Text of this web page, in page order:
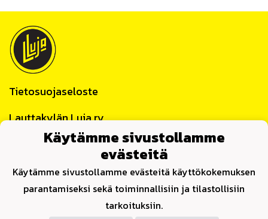
Tietosuojaseloste
Lauttakylän Luja ry
Huittinen
Y-tunnus 0859622-4
Yhteystiedot
Käytämme sivustollamme
evästeitä
Käytämme sivustollamme evästeitä käyttökokemuksen
parantamiseksi sekä toiminnallisiin ja tilastollisiin
tarkoituksiin.